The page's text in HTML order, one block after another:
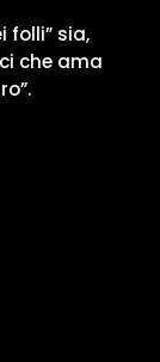
folli” sia,
che ama